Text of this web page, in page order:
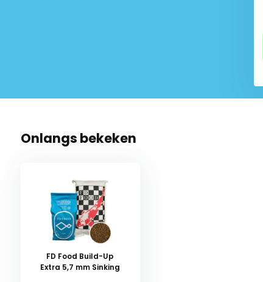
Onlangs bekeken
FD Food Build-Up
Extra 5,7 mm Sinking